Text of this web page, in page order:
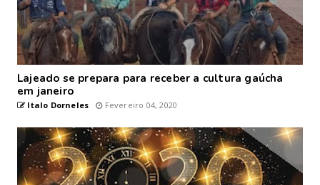
Lajeado se prepara para receber a cultura gaúcha
em janeiro
Italo Dorneles Fevereiro 04, 2020